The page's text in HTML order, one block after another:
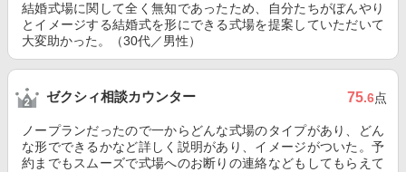
結婚式場に関して全く無知であったため、自分たちがぼんやり
とイメージする結婚式を形にできる式場を提案していただいて
大変助かった。（30代／男性）
ゼクシィ相談カウンター 75.6点
ノープランだったので一からどんな式場のタイプがあり、どん
な形でできるかなど詳しく説明があり、イメージがついた。予
約までもスムーズで式場へのお断りの連絡などもしてもらえて